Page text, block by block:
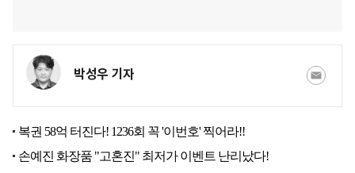
박성우 기자